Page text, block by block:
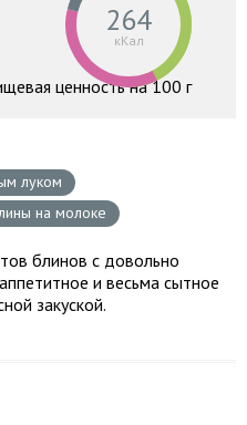
264
кКал
ценность на 100 г
луком
на молоке
блинов с довольно
и весьма сытное
закуской.